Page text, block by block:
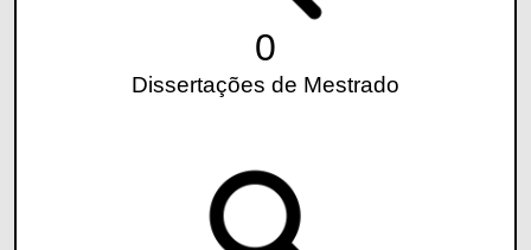
0
Dissertações de Mestrado